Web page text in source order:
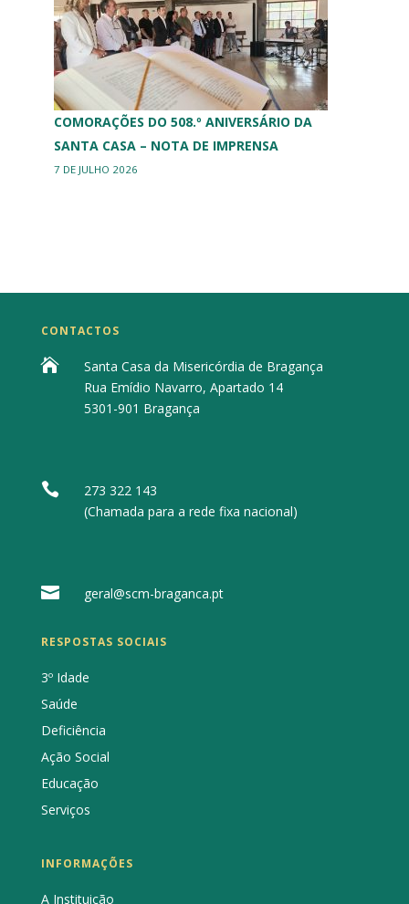
COMORAÇÕES DO 508.º ANIVERSÁRIO DA
SANTA CASA – NOTA DE IMPRENSA
7 DE JULHO 2026
CONTACTOS

Santa Casa da Misericórdia de Bragança
Rua Emídio Navarro, Apartado 14
5301-901 Bragança

273 322 143
(Chamada para a rede fixa nacional)
 geral@scm-braganca.pt
RESPOSTAS SOCIAIS
3º Idade
Saúde
Deficiência
Ação Social
Educação
Serviços
INFORMAÇÕES
A Instituição